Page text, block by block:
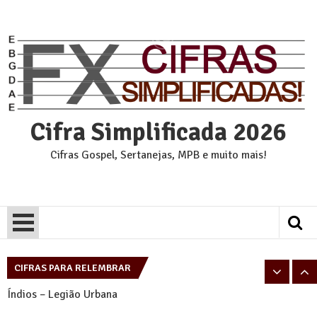
content
Cifra Simplificada 2026
Cifras Gospel, Sertanejas, MPB e muito mais!
CIFRAS PARA RELEMBRAR
Pais e Filhos – Legião Urbana
Índios – Legião Urbana
Eu sei – Legião Urbana